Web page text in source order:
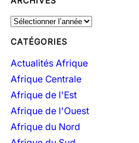
A
c
h
v
CATÉGORIES
Actualités Afrique
Afrique Centrale
Afrique de l'Est
Afrique de l'Ouest
Afrique du Nord